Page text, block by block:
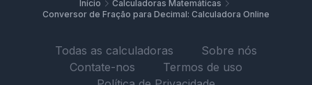
Início
Calculadoras Matemáticas
Conversor de Fração para Decimal: Calculadora Online
Todas as calculadoras
Sobre nós
Contate-nos
Termos de uso